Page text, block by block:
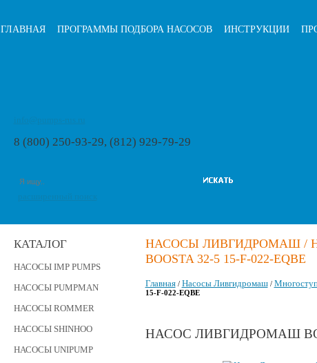
ГЛАВНАЯ ПРОГРАММЫ ПОДБОРА НАСОСОВ ИНСТРУКЦИИ
8 (800) 250-93-29, (812) 929-79-29
КАТАЛОГ
НАСОСЫ IMP PUMPS
НАСОСЫ PUMPMAN
НАСОСЫ ROMMER
НАСОСЫ SHINHOO
НАСОСЫ UNIPUMP
НАСОСЫ ЛИВГИДРОМАШ /
BOOSTA 32-5 15-F-022-EQBE
Главная/ Насосы Ливгидромаш/
15-F-022-EQBE
НАСОС ЛИВГИДРОМАШ